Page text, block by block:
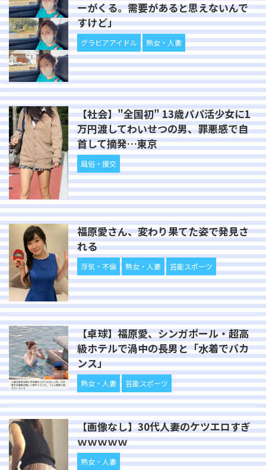
ーがくる。需要があると思えないんで
すけど」
グラビアアイドル 熟女・人妻
【社会】"全国初" 13歳パパ活少女に1
万円渡してわいせつの男、罪悪感で自
首して摘発…東京
風俗・援交
福原愛さん、変わり果てた姿で発見さ
れる
浮気・不倫 熟女・人妻 芸能スポーツ
【卓球】福原愛、シンガポール・超高
級ホテルで渦中の長男と「水着でバカ
ンス」
熟女・人妻 芸能スポーツ
【画像なし】30代人妻のケツエロすぎ
ｗｗｗｗｗ
熟女・人妻